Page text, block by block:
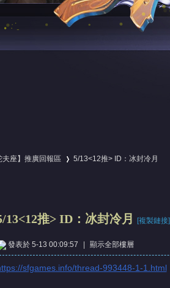
夫座】推廣回報區 5/13<12推> ID：冰封冷月
13<12推> ID：冰封冷月 [複製鏈接]
發表於 5-13 00:09:57 顯示全部樓層
sfgames.info/thread-993448-1-1.html